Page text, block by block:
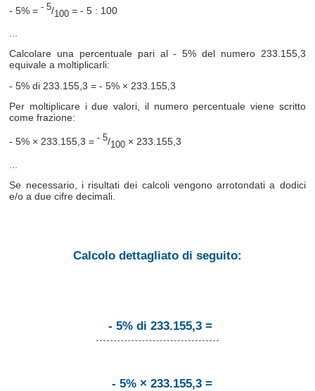
- 5% =- 5/100 = - 5 : 100
...
Calcolare una percentuale pari al - 5% del numero 233.155,3
equivale a moltiplicarli:
- 5% di 233.155,3 = - 5% × 233.155,3
Per moltiplicare i due valori, il numero percentuale viene scritto
come frazione:
- 5% × 233.155,3 =- 5/100 × 233.155,3
Se necessario, i risultati dei calcoli vengono arrotondati a dodici
e/o a due cifre decimali.
Calcolo dettagliato di seguito:
- 5% di 233.155,3 =
- 5% × 233.155,3 =